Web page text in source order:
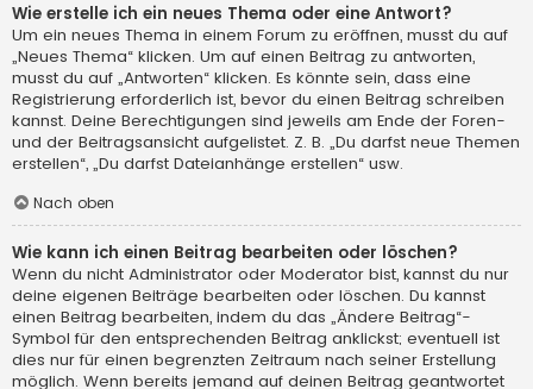
Wie erstelle ich ein neues Thema oder eine Antwort?
Um ein neues Thema in einem Forum zu eröffnen, musst du auf
„Neues Thema“ klicken. Um auf einen Beitrag zu antworten,
musst du auf „Antworten“ klicken. Es könnte sein, dass eine
Registrierung erforderlich ist, bevor du einen Beitrag schreiben
kannst. Deine Berechtigungen sind jeweils am Ende der Foren-
und der Beitragsansicht aufgelistet. Z. B. „Du darfst neue Themen
erstellen“, „Du darfst Dateianhänge erstellen“ usw.
Nach oben
Wie kann ich einen Beitrag bearbeiten oder löschen?
Wenn du nicht Administrator oder Moderator bist, kannst du nur
deine eigenen Beiträge bearbeiten oder löschen. Du kannst
einen Beitrag bearbeiten, indem du das „Ändere Beitrag“-
Symbol für den entsprechenden Beitrag anklickst; eventuell ist
dies nur für einen begrenzten Zeitraum nach seiner Erstellung
möglich. Wenn bereits jemand auf deinen Beitrag geantwortet